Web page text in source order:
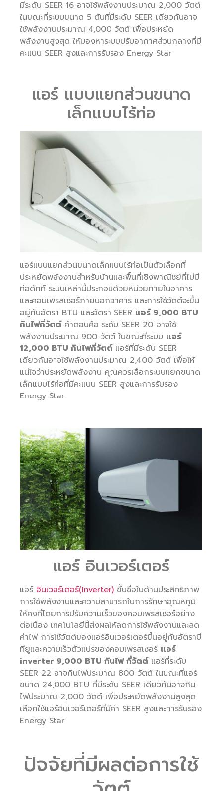
มีระดับ SEER 16 อาจใช้พลังงานประมาณ 2,000 วัตต์
ในขณะที่ระบบขนาด 5 ตันที่มีระดับ SEER เดียวกันอาจ
ใช้พลังงานประมาณ 4,000 วัตต์ เพื่อประหยัด
พลังงานสูงสุด ให้มองหาระบบปรับอากาศส่วนกลางที่มี
คะแนน SEER สูงและการรับรอง Energy Star
แอร์ แบบแยกส่วนขนาด
เล็กแบบไร้ท่อ
แอร์แบบแยกส่วนขนาดเล็กแบบไร้ท่อเป็นตัวเลือกที่
ประหยัดพลังงานสำหรับบ้านและพื้นที่เชิงพาณิชย์ที่ไม่มี
ท่อดักท์ ระบบเหล่านี้ประกอบด้วยหน่วยภายในอาคาร
และคอมเพรสเซอร์ภายนอกอาคาร และการใช้วัตต์จะขึ้น
อยู่กับอัตรา BTU และอัตรา SEER แอร์ 9,000 BTU
กินไฟกี่วัตต์คำตอบคือ ระดับ SEER 20 อาจใช้
พลังงานประมาณ 900 วัตต์ ในขณะที่ระบบ แอร์
12,000 BTU กินไฟกี่วัตต์แอร์ที่มีระดับ SEER
เดียวกันอาจใช้พลังงานประมาณ 2,400 วัตต์ เพื่อให้
แน่ใจว่าประหยัดพลังงาน คุณควรเลือกระบบแยกขนาด
เล็กแบบไร้ท่อที่มีคะแนน SEER สูงและการรับรอง
Energy Star
แอร์ อินเวอร์เตอร์
แอร์ อินเวอร์เตอร์(Inverter) ขึ้นชื่อในด้านประสิทธิภาพ
การใช้พลังงานและความสามารถในการรักษาอุณหภูมิ
ให้คงที่โดยการปรับความเร็วของคอมเพรสเซอร์อย่าง
ต่อเนื่อง เทคโนโลยีนี้ส่งผลให้ลดการใช้พลังงานและลด
ค่าไฟ การใช้วัตต์ของแอร์อินเวอร์เตอร์ขึ้นอยู่กับอัตราบี
ทียูและความเร็วตัวแปรของคอมเพรสเซอร์ แอร์
inverter 9,000 BTU กินไฟ กี่วัตต์แอร์ที่ระดับ
SEER 22 อาจกินไฟประมาณ 800 วัตต์ ในขณะที่แอร์
ขนาด 24,000 BTU ที่มีระดับ SEER เดียวกันอาจกิน
ไฟประมาณ 2,000 วัตต์ เพื่อประหยัดพลังงานสูงสุด
เลือกใช้แอร์อินเวอร์เตอร์ที่มีค่า SEER สูงและการรับรอง
Energy Star
ปัจจัยที่มีผลต่อการใช้